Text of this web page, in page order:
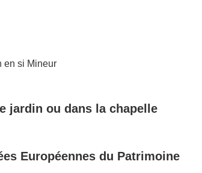
en si Mineur
jardin ou dans la chapelle
Européennes du Patrimoine